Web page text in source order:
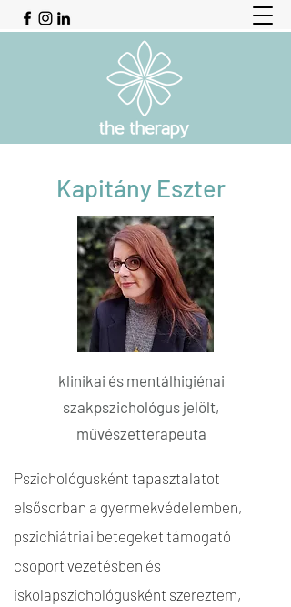
Kapitány Eszter
klinikai és mentálhigiénai
szakpszichológus jelölt,
művészetterapeuta
Pszichológusként tapasztalatot
elsősorban a gyermekvédelemben,
pszichiátriai betegeket támogató
csoport vezetésben és
iskolapszichológusként szereztem,